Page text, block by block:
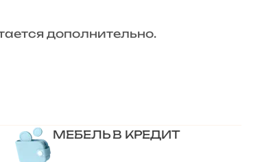
дополнительно.
МЕБЕЛЬ В КРЕДИТ